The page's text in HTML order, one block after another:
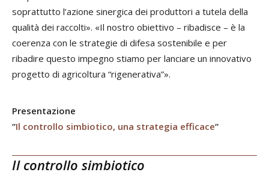
soprattutto l’azione sinergica dei produttori a tutela della
qualità dei raccolti». «Il nostro obiettivo – ribadisce – è la
coerenza con le strategie di difesa sostenibile e per
ribadire questo impegno stiamo per lanciare un innovativo
progetto di agricoltura “rigenerativa”».
Presentazione
“Il controllo simbiotico, una strategia efficace“
Il controllo simbiotico